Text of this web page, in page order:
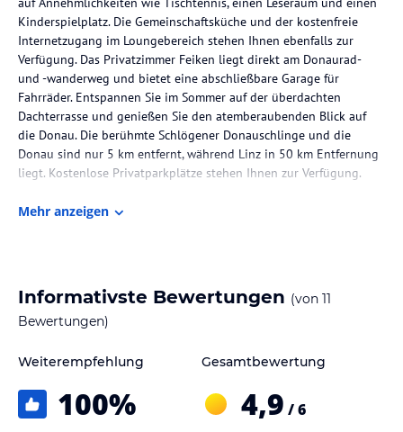
Kinderspielplatz. Die Gemeinschaftsküche und der kostenfreie
Internetzugang im Loungebereich stehen Ihnen ebenfalls zur
Verfügung. Das Privatzimmer Feiken liegt direkt am Donaurad-
und -wanderweg und bietet eine abschließbare Garage für
Fahrräder. Entspannen Sie im Sommer auf der überdachten
Dachterrasse und genießen Sie den atemberaubenden Blick auf
die Donau. Die berühmte Schlögener Donauschlinge und die
Donau sind nur 5 km entfernt, während Linz in 50 km Entfernung
liegt. Kostenlose Privatparkplätze stehen Ihnen zur Verfügung.
Die Lage des Hotels
und bietet somit eine ideale Ausgangsbasis für Aktivitäten in der
Natur. In unmittelbarer Nähe verläuft die Bundesstraße B130, die
eine gute Anbindung an die umliegenden Städte und Attraktionen
Naturphänomen, und die Donau sind nur 5 km entfernt, während
Linz mit seinen kulturellen Sehenswürdigkeiten und
Einkaufsmöglichkeiten in 50 km Entfernung liegt.
Mehr anzeigen
Informativste Bewertungen (von 11
Bewertungen)
Weiterempfehlung
100%
Gesamtbewertung
4,9 / 6